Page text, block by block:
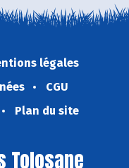
légales
CGU
Plan du site
Tolosane